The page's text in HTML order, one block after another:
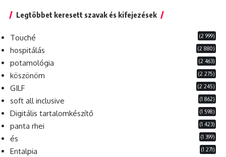
Legtöbbet keresett szavak és kifejezések
Touché (2 999)
hospitálás (2 880)
potamológia (2 463)
köszönöm (2 275)
GILF (2 245)
soft all inclusive (1 862)
Digitális tartalomkészítő (1 598)
panta rhei (1 423)
és (1 399)
Entalpia (1 271)